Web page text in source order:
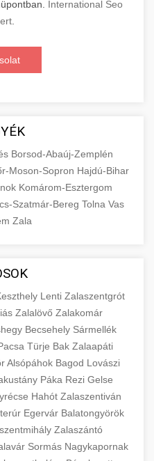
International Seo
.
Borsod-Abaúj-Zemplén
Moson-Sopron Hajdú-Bihar
Komárom-Esztergom
Szatmár-Bereg Tolna Vas
Zala
Lenti Zalaszentgrót
Zalalövő Zalakomár
Becsehely Sármellék
Türje Bak Zalaapáti
Alsópáhok Bagod Lovászi
Páka Rezi Gelse
Hahót Zalaszentiván
Egervár Balatongyörök
Zalaszántó
Sormás Nagykapornak